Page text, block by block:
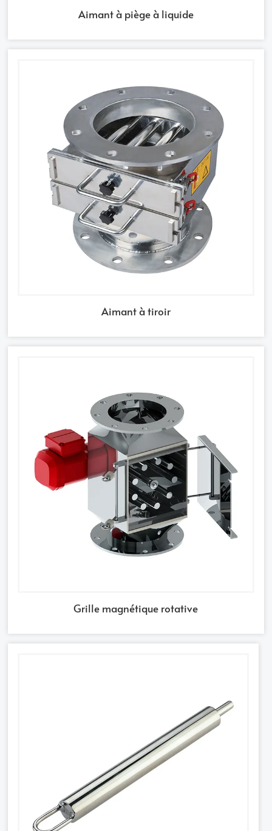
Aimant à piège à liquide
Aimant à tiroir
Grille magnétique rotative